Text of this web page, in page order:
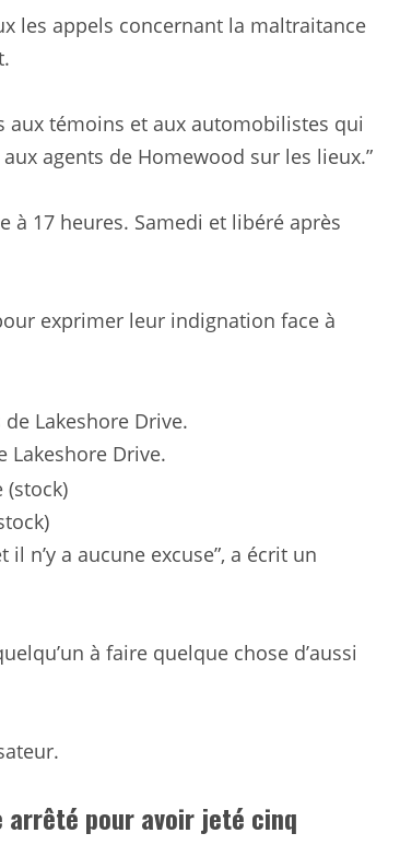
les appels concernant la maltraitance
aux témoins et aux automobilistes qui
agents de Homewood sur les lieux.”
à 17 heures. Samedi et libéré après
exprimer leur indignation face à
Lakeshore Drive.
n’y a aucune excuse”, a écrit un
à faire quelque chose d’aussi
arrêté pour avoir jeté cinq